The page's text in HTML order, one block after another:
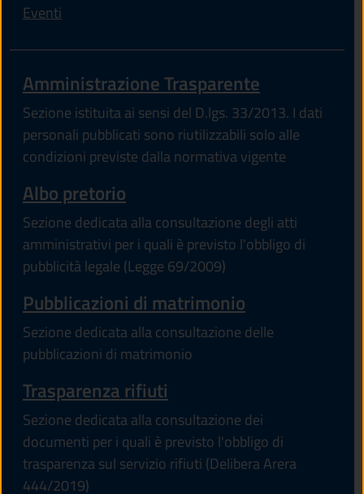
Eventi
Amministrazione Trasparente
Sezione istituita ai sensi del D.lgs. 33/2013. I dati
personali pubblicati sono riutilizzabili solo alle
condizioni previste dalla normativa vigente
Albo pretorio
Sezione dedicata alla consultazione degli atti
amministrativi per i quali è previsto l'obbligo di
pubblicità legale (Legge 69/2009)
Pubblicazioni di matrimonio
Sezione dedicata alla consultazione delle
pubblicazioni di matrimonio
Trasparenza rifiuti
Sezione dedicata alla consultazione dei
documenti per i quali è previsto l'obbligo di
trasparenza sul servizio rifiuti (Delibera Arera
444/2019)